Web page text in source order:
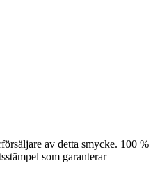
av detta smycke. 100 %
som garanterar